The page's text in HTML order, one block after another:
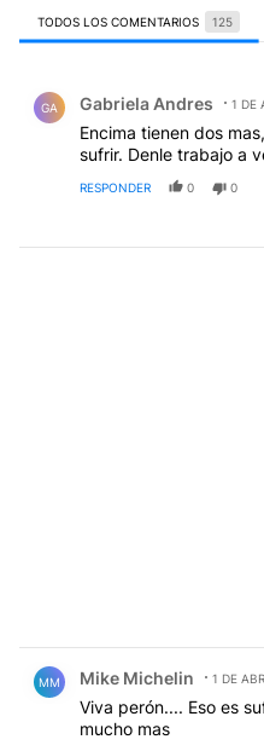
TODOS LOS COMENTARIOS 125
GA Gabriela Andres 1 DE
Encima tienen dos
sufrir. Denle trabajo a
RESPONDER 0 0
MM Mike Michelin 1 DE
Viva perón.... Eso es
mucho mas